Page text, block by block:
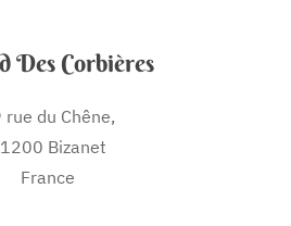
Des Corbières
rue du Chêne,
Bizanet
France